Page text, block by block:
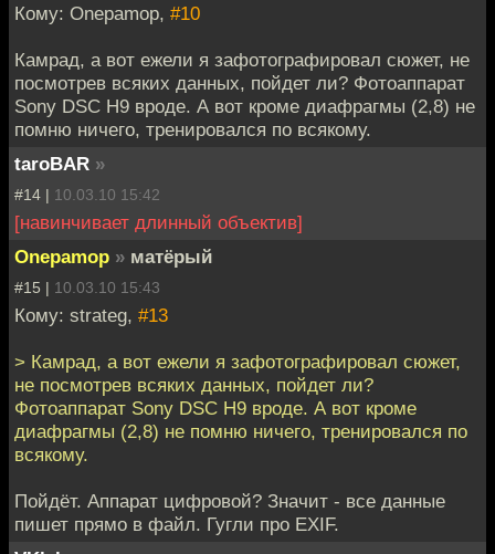
Кому: Onepamop, #10
Камрад, а вот ежели я зафотографировал сюжет, не
посмотрев всяких данных, пойдет ли? Фотоаппарат
Sony DSC H9 вроде. А вот кроме диафрагмы (2,8) не
помню ничего, тренировался по всякому.
taroBAR »
#14 | 10.03.10 15:42
[навинчивает длинный объектив]
Onepamop » матёрый
#15 | 10.03.10 15:43
Кому: strateg, #13
> Камрад, а вот ежели я зафотографировал сюжет,
не посмотрев всяких данных, пойдет ли?
Фотоаппарат Sony DSC H9 вроде. А вот кроме
диафрагмы (2,8) не помню ничего, тренировался по
всякому.
Пойдёт. Аппарат цифровой? Значит - все данные
пишет прямо в файл. Гугли про EXIF.